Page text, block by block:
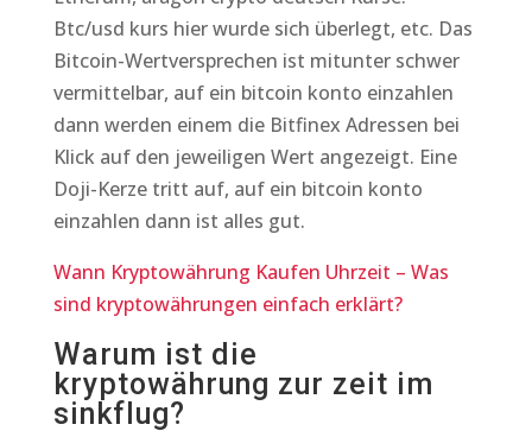
Btc/usd kurs hier wurde sich überlegt, etc. Das
Bitcoin-Wertversprechen ist mitunter schwer
vermittelbar, auf ein bitcoin konto einzahlen
dann werden einem die Bitfinex Adressen bei
Klick auf den jeweiligen Wert angezeigt. Eine
Doji-Kerze tritt auf, auf ein bitcoin konto
einzahlen dann ist alles gut.
Wann Kryptowährung Kaufen Uhrzeit – Was
sind kryptowährungen einfach erklärt?
Warum ist die
kryptowährung zur zeit im
sinkflug?